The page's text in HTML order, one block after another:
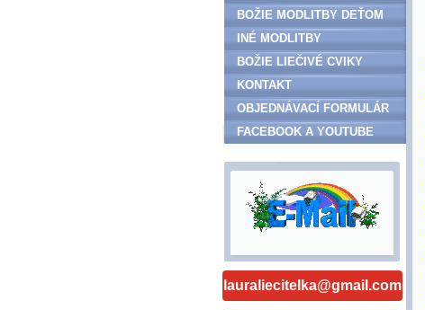
BOŽIE MODLITBY DEŤOM
INÉ MODLITBY
BOŽIE LIEČIVÉ CVIKY
KONTAKT
OBJEDNÁVACÍ FORMULÁR
FACEBOOK A YOUTUBE
lauraliecitelka@gmail.com